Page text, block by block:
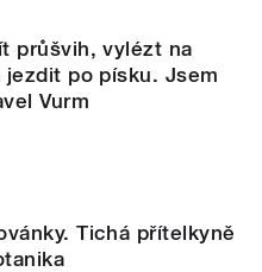
průšvih, vylézt na
jezdit po písku. Jsem
Vurm
Tichá přítelkyně